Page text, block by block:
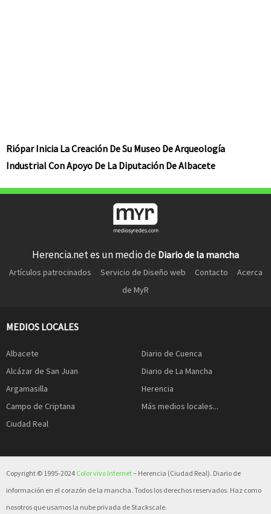
Riópar Inicia La Creación De Su Museo De Arqueología
Industrial Con Apoyo De La Diputación De Albacete
Herencia.net es un medio de Diario de la mancha
Artículos patrocinados Servicio de Diseño web Contacto
Acerca
de MyR
MEDIOS LOCALES
Albacete
Alcázar de San Juan
Argamasilla
Campo de Criptana
Ciudad Real
Diario de Cuenca
Diario de La Mancha
Herencia
Más medios locales...
Copyright © 1995-2024 Color vivo Internet– Herencia (Ciudad Real). Diario de
información en el corazón de la mancha. Todos los derechos reservados. Haz como
nosotros que usamos la nube privada de Stackscale.